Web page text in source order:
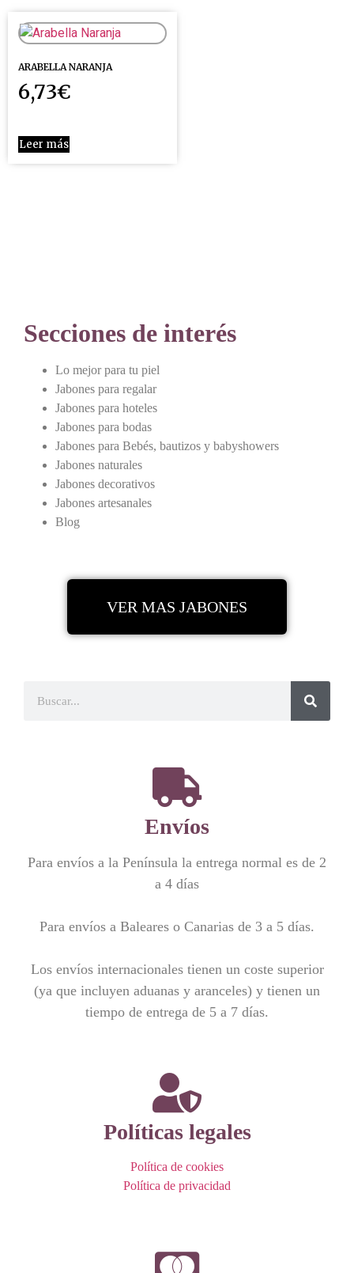
ARABELLA NARANJA
6,73€
Leer más
Secciones de interés
Lo mejor para tu piel
Jabones para regalar
Jabones para hoteles
Jabones para bodas
Jabones para Bebés, bautizos y babyshowers
Jabones naturales
Jabones decorativos
Jabones artesanales
Blog
VER MAS JABONES
Envíos
Para envíos a la Península la entrega normal es de 2
a 4 días
Para envíos a Baleares o Canarias de 3 a 5 días.
Los envíos internacionales tienen un coste superior
(ya que incluyen aduanas y aranceles) y tienen un
tiempo de entrega de 5 a 7 días.
Políticas legales
Política de cookies
Política de privacidad